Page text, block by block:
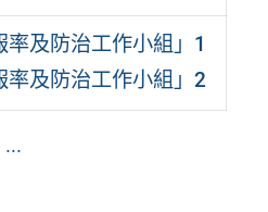
率及防治工作小組」1
率及防治工作小組」2